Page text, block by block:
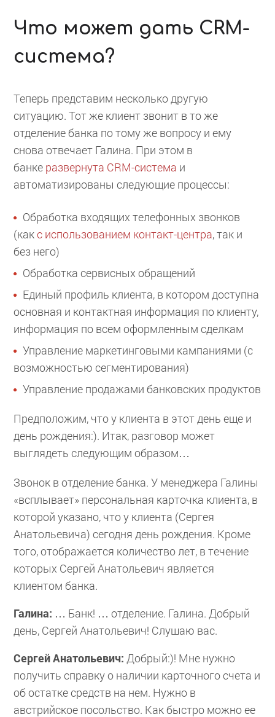
Что может дать CRM-
система?
Теперь представим несколько другую
ситуацию. Тот же клиент звонит в то же
отделение банка по тому же вопросу и ему
снова отвечает Галина. При этом в
банке развернута CRM-система и
автоматизированы следующие процессы:
Обработка входящих телефонных звонков
(какс использованием контакт-центра, так и
без него)
Обработка сервисных обращений
Единый профиль клиента, в котором доступна
основная и контактная информация по клиенту,
информация по всем оформленным сделкам
Управление маркетинговыми кампаниями (с
возможностью сегментирования)
Управление продажами банковских продуктов
Предположим, что у клиента в этот день еще и
день рождения:). Итак, разговор может
выглядеть следующим образом…
Звонок в отделение банка. У менеджера Галины
«всплывает» персональная карточка клиента, в
которой указано, что у клиента (Сергея
Анатольевича) сегодня день рождения. Кроме
того, отображается количество лет, в течение
которых Сергей Анатольевич является
клиентом банка.
Галина: … Банк! … отделение. Галина. Добрый
день, Сергей Анатольевич! Слушаю вас.
Сергей Анатольевич: Добрый:)! Мне нужно
получить справку о наличии карточного счета и
об остатке средств на нем. Нужно в
австрийское посольство. Как быстро можно ее